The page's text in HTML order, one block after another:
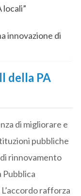
locali”
innovazione di
della PA
di migliorare e
pubbliche
rinnovamento
Pubblica
rafforza